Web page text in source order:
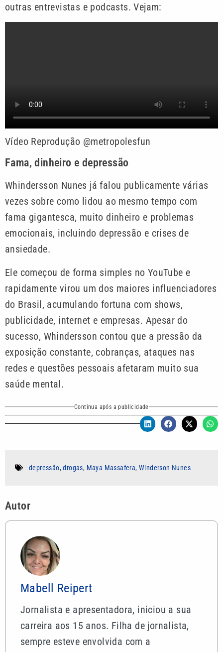
outras entrevistas e podcasts. Vejam:
Vídeo Reprodução @metropolesfun
Fama, dinheiro e depressão
Whindersson Nunes já falou publicamente várias
vezes sobre como lidou ao mesmo tempo com
fama gigantesca, muito dinheiro e problemas
emocionais, incluindo depressão e crises de
ansiedade.
Ele começou de forma simples no YouTube e
rapidamente virou um dos maiores influenciadores
do Brasil, acumulando fortuna com shows,
publicidade, internet e empresas. Apesar do
sucesso, Whindersson contou que a pressão da
exposição constante, cobranças, ataques nas
redes e questões pessoais afetaram muito sua
saúde mental.
Continua após a publicidade
depressão,drogas, Maya Massafera,Winderson Nunes
Autor
Mabell Reipert
Jornalista e apresentadora, iniciou a sua
carreira aos 15 anos. Filha de jornalista,
sempre esteve envolvida com a